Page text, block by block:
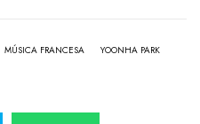
MÚSICA FRANCESA YOONHA PARK